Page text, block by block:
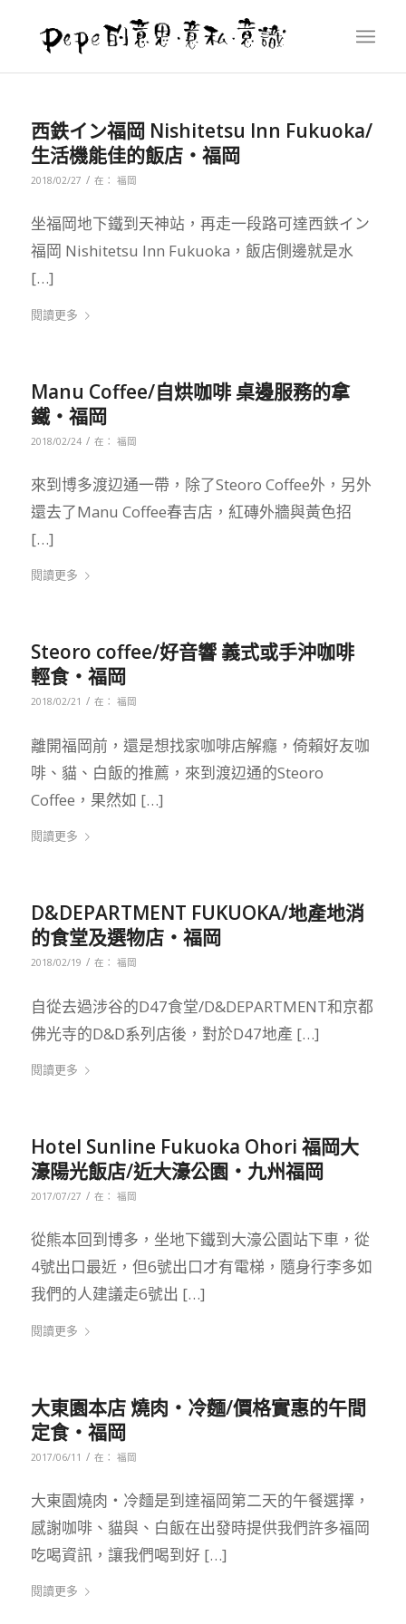
西鉄イン福岡 Nishitetsu Inn Fukuoka/
生活機能佳的飯店‧福岡
2018/02/27 / 在： 福岡
坐福岡地下鐵到天神站，再走一段路可達西鉄イン
福岡 Nishitetsu Inn Fukuoka，飯店側邊就是水
[…]
閱讀更多
Manu Coffee/自烘咖啡 桌邊服務的拿
鐵‧福岡
2018/02/24 / 在： 福岡
來到博多渡辺通一帶，除了Steoro Coffee外，另外
還去了Manu Coffee春吉店，紅磚外牆與黃色招
[…]
閱讀更多
Steoro coffee/好音響 義式或手沖咖啡
輕食‧福岡
2018/02/21 / 在： 福岡
離開福岡前，還是想找家咖啡店解癮，倚賴好友咖
啡、貓、白飯的推薦，來到渡辺通的Steoro
Coffee，果然如 […]
閱讀更多
D&DEPARTMENT FUKUOKA/地產地消
的食堂及選物店‧福岡
2018/02/19 / 在： 福岡
自從去過涉谷的D47食堂/D&DEPARTMENT和京都
佛光寺的D&D系列店後，對於D47地產 […]
閱讀更多
Hotel Sunline Fukuoka Ohori 福岡大
濠陽光飯店/近大濠公園‧九州福岡
2017/07/27 / 在： 福岡
從熊本回到博多，坐地下鐵到大濠公園站下車，從
4號出口最近，但6號出口才有電梯，隨身行李多如
我們的人建議走6號出 […]
閱讀更多
大東園本店 燒肉‧冷麵/價格實惠的午間
定食‧福岡
2017/06/11 / 在： 福岡
大東園燒肉‧冷麵是到達福岡第二天的午餐選擇，
感謝咖啡、貓與、白飯在出發時提供我們許多福岡
吃喝資訊，讓我們喝到好 […]
閱讀更多